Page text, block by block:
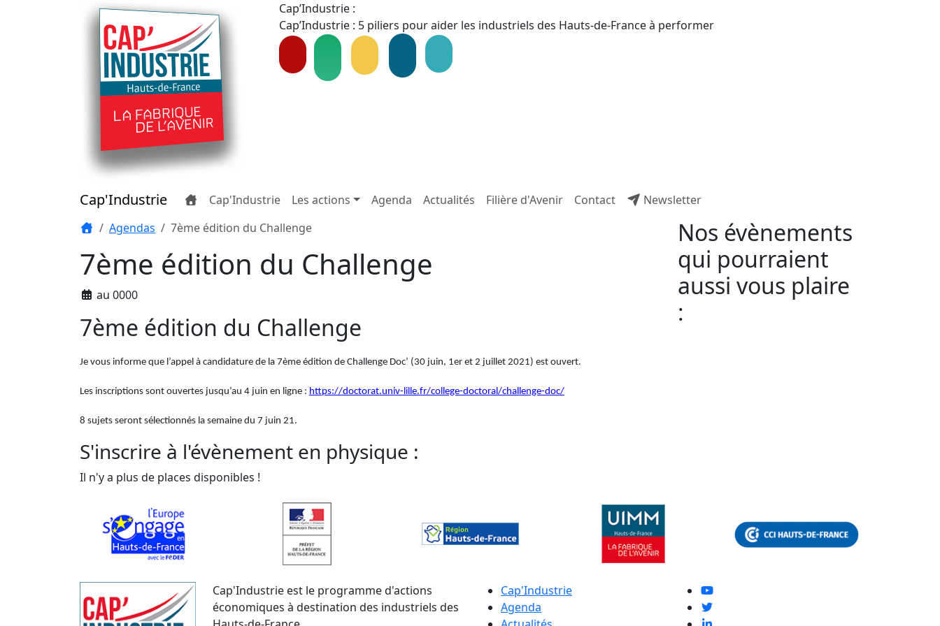
Cap’Industrie :
Cap’Industrie : 5 piliers pour aider les industriels des Hauts-de-France à performer
Cap'Industrie Cap'Industrie Les actions Agenda Actualités Filière d'Avenir Contact
Newsletter
Agendas
7ème édition du Challenge
7ème édition du Challenge
au 0000
7ème édition du Challenge
Je vous informe que l’appel à candidature de la 7ème édition de Challenge Doc’ (30 juin, 1er et 2 juillet 2021) est ouvert.
Les inscriptions sont ouvertes jusqu’au 4 juin en ligne : https://doctorat.univ-lille.fr/college-doctoral/challenge-doc/
8 sujets seront sélectionnés la semaine du 7 juin 21.
S'inscrire à l'évènement en physique :
Il n'y a plus de places disponibles !
Nos évènements
qui pourraient
aussi vous plaire
:
Cap'Industrie est le programme d'actions
économiques à destination des industriels des
Cap'Industrie
Agenda